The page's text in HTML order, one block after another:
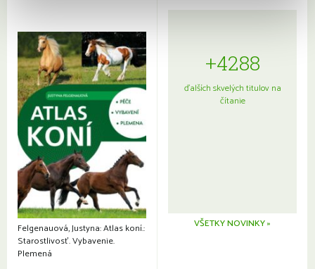
Felgenauová, Justyna: Atlas koní.:
Starostlivosť. Vybavenie.
Plemená
+4288
ďalších skvelých titulov na
čítanie
VŠETKY NOVINKY »